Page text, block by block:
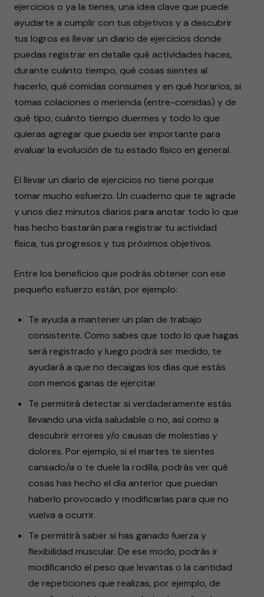
ejercicios o ya la tienes, una idea clave que puede
ayudarte a cumplir con tus objetivos y a descubrir
tus logros es llevar un diario de ejercicios donde
puedas registrar en detalle qué actividades haces,
durante cuánto tiempo, qué cosas sientes al
hacerlo, qué comidas consumes y en qué horarios, si
tomas colaciones o merienda (entre-comidas) y de
qué tipo, cuánto tiempo duermes y todo lo que
quieras agregar que pueda ser importante para
evaluar la evolución de tu estado físico en general.
El llevar un diario de ejercicios no tiene porque
tomar mucho esfuerzo. Un cuaderno que te agrade
y unos diez minutos diarios para anotar todo lo que
has hecho bastarán para registrar tu actividad
física, tus progresos y tus próximos objetivos.
Entre los beneficios que podrás obtener con ese
pequeño esfuerzo están, por ejemplo:
Te ayuda a mantener un plan de trabajo
consistente. Como sabes que todo lo que hagas
será registrado y luego podrá ser medido, te
ayudará a que no decaigas los días que estás
con menos ganas de ejercitar.
Te permitirá detectar si verdaderamente estás
llevando una vida saludable o no, así como a
descubrir errores y/o causas de molestias y
dolores. Por ejemplo, si el martes te sientes
cansado/a o te duele la rodilla, podrás ver qué
cosas has hecho el día anterior que puedan
haberlo provocado y modificarlas para que no
vuelva a ocurrir.
Te permitirá saber si has ganado fuerza y
flexibilidad muscular. De ese modo, podrás ir
modificando el peso que levantas o la cantidad
de repeticiones que realizas, por ejemplo, de